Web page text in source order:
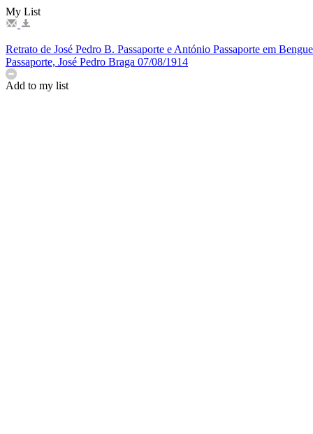
My List
Retrato de José Pedro B. Passaporte e António Passaporte em
Passaporte, José Pedro Braga 07/08/1914
Add to my list